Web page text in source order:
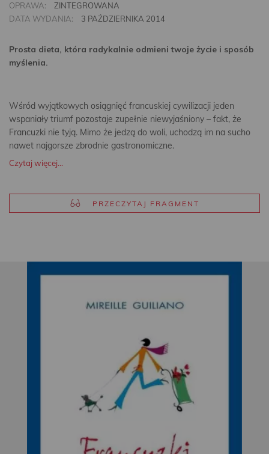
OPRAWA:
ZINTEGROWANA
DATA WYDANIA:
3 PAŹDZIERNIKA 2014
Prosta dieta, która radykalnie odmieni twoje życie i sposób
myślenia.
Wśród wyjątkowych osiągnięć francuskiej cywilizacji jeden
wspaniały triumf pozostaje zupełnie niewyjaśniony – fakt, że
Francuzki nie tyją. Mimo że jedzą do woli, uchodzą im na sucho
nawet najgorsze zbrodnie gastronomiczne.
Czytaj więcej...
PRZECZYTAJ FRAGMENT